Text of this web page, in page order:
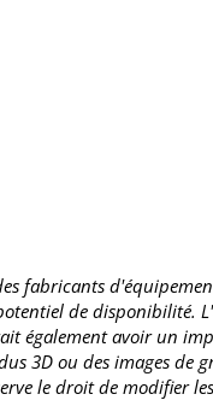
fabricants
de disponibilité.
également avoir un
3D ou des images
le droit de modifier